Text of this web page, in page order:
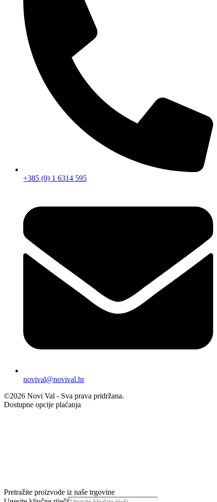
+385 (0) 1 6314 595
novival@novival.hr
©2026 Novi Val - Sva prava pridržana.
Dostupne opcije plaćanja
Pretražite proizvode iz naše trgovine